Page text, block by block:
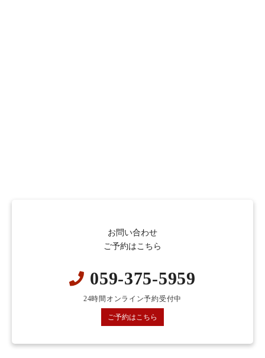
お問い合わせ
ご予約はこちら
059-375-5959
24時間オンライン予約受付中
ご予約はこちら